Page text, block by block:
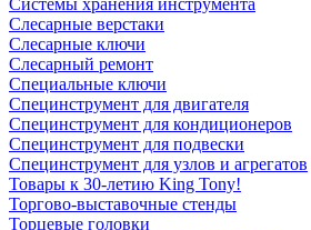
Системы хранения инструмента
Слесарные верстаки
Слесарные ключи
Слесарный ремонт
Специальные ключи
Специнструмент для двигателя
Специнструмент для кондиционеров
Специнструмент для подвески
Специнструмент для узлов и агрегатов
Товары к 30-летию King Tony!
Торгово-выставочные стенды
Торцевые головки